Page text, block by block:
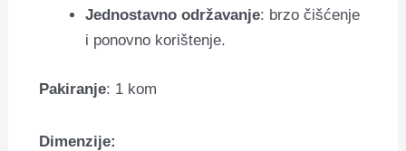
Jednostavno održavanje: brzo čišćenje
i ponovno korištenje.
Pakiranje: 1 kom
Dimenzije: